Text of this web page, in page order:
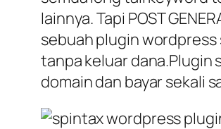
lainnya. Tapi POST
sebuah plugin
tanpa keluar dana.Plugin
domain dan bayar sekali